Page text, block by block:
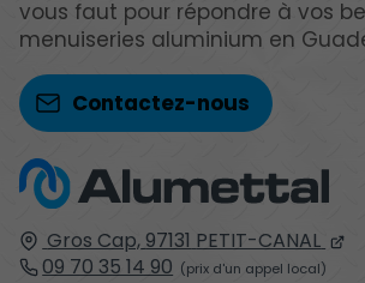
Gros Cap, 97131 PETIT-CANAL
09 70 35 14 90
vous faut pour répondre à vos
menuiseries aluminium en
Contactez-nous